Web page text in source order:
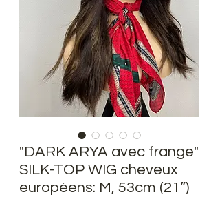
"DARK ARYA avec frange"
SILK-TOP WIG cheveux
européens: M, 53cm (21”)